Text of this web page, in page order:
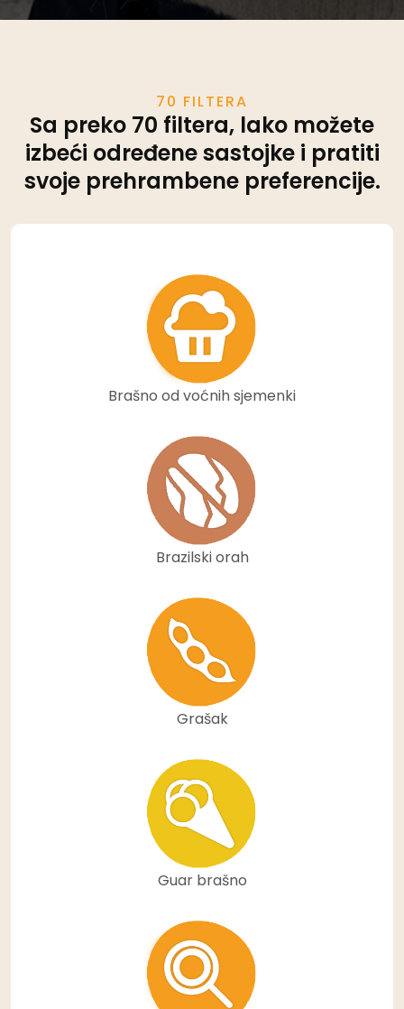
70 FILTERA
Sa preko 70 filtera, lako možete
izbeći određene sastojke i pratiti
svoje prehrambene preferencije.
Brašno od voćnih sjemenki
Brazilski orah
Grašak
Guar brašno